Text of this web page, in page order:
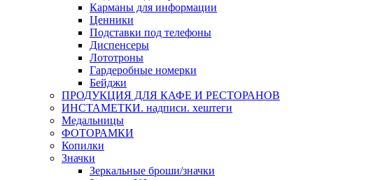
Карманы для информации
Ценники
Подставки под телефоны
Диспенсеры
Лототроны
Гардеробные номерки
Бейджи
ПРОДУКЦИЯ ДЛЯ КАФЕ И РЕСТОРАНОВ
ИНСТАМЕТКИ. надписи. хештеги
Медальницы
ФОТОРАМКИ
Копилки
Значки
Зеркальные броши/значки